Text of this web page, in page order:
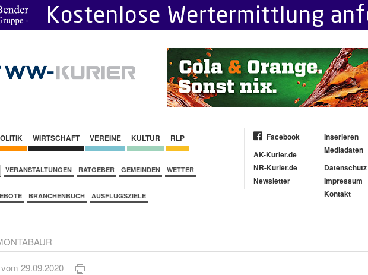
WIRTSCHAFT VEREINE KULTUR RLP
VERANSTALTUNGEN RATGEBER GEMEINDEN WETTER
BRANCHENBUCH AUSFLUGSZIELE
Facebook
AK-Kurier.de
NR-Kurier.de
Newsletter
Inserieren
Mediadaten
Datenschutz
Impressum
Kontakt
vom 29.09.2020